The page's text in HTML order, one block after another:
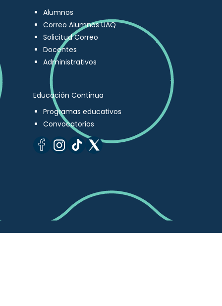
Alumnos
Correo Alumnos UAQ
Solicitud Correo
Docentes
Administrativos
Educación Continua
Programas educativos
Convocatorias